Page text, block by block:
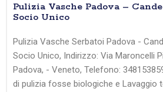
Pulizia Vasche Padova –
Socio Unico
Pulizia Vasche Serbatoi Padova -
Socio Unico, Indirizzo: Via Maroncelli
Padova, - Veneto, Telefono:
di pulizia fosse biologiche e Lavaggio